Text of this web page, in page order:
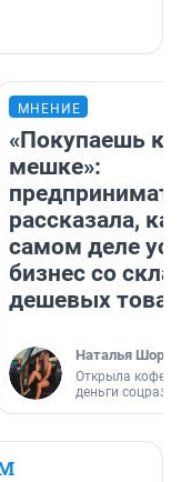
МНЕНИЕ
«Покупаешь
мешке»:
рассказала,
самом деле
бизнес со
дешевых
Наталья
Открыла
деньги